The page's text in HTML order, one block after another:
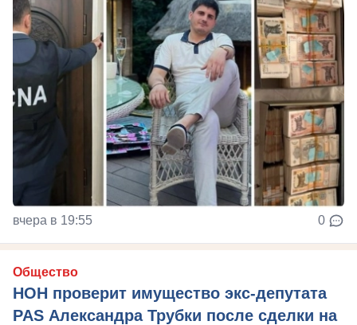
вчера в 19:55 0
Общество
НОН проверит имущество экс-депутата
PAS Александра Трубки после сделки на